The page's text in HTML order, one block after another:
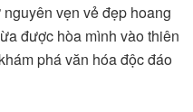
vẹn vẻ đẹp hoang
được hòa mình vào thiên
phá văn hóa độc đáo